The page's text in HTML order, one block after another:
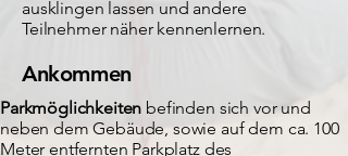
ausklingen lassen und andere
Teilnehmer näher kennenlernen.
Ankommen
Parkmöglichkeiten befinden sich vor und
neben dem Gebäude, sowie auf dem ca. 100
Meter entfernten Parkplatz des